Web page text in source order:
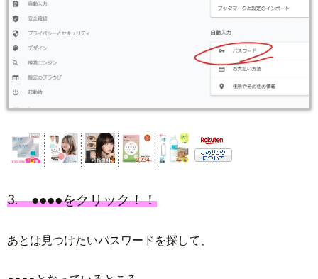
3. ●●●●をクリック！！
あとは見つけたいパスワードを探して、